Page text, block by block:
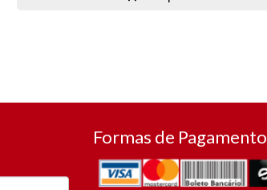
Formas de Pagamento